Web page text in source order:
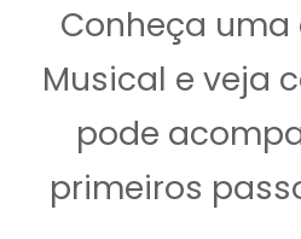
Conheça uma
Musical e veja
pode
primeiros